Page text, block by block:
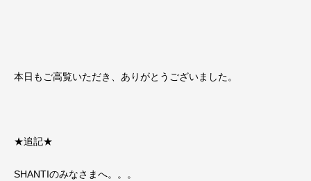
本日もご高覧いただき、ありがとうございました。
★追記★
SHANTIのみなさまへ。。。